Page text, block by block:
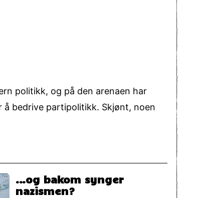
politikk, og på den arenaen har
å bedrive partipolitikk. Skjønt, noen
…og bakom synger
nazismen?